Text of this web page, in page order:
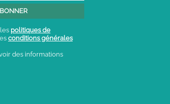
politiques de
conditions générales
des informations